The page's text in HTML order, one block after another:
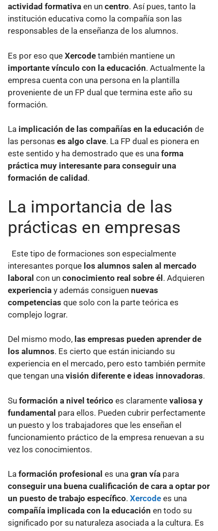
actividad formativa en un centro. Así pues, tanto la
institución educativa como la compañía son las
responsables de la enseñanza de los alumnos.
Es por eso que Xercode también mantiene un
importante vínculo con la educación. Actualmente la
empresa cuenta con una persona en la plantilla
proveniente de un FP dual que termina este año su
formación.
La implicación de las compañías en la educación de
las personas es algo clave. La FP dual es pionera en
este sentido y ha demostrado que es una forma
práctica muy interesante para conseguir una
formación de calidad .
La importancia de las
prácticas en empresas
Este tipo de formaciones son especialmente
interesantes porque los alumnos salen al mercado
laboral con un conocimiento real sobre él. Adquieren
experiencia y además consiguen nuevas
competencias que solo con la parte teórica es
complejo lograr.
Del mismo modo, las empresas pueden aprender de
los alumnos. Es cierto que están iniciando su
experiencia en el mercado, pero esto también permite
que tengan una visión diferente e ideas innovadoras.
Su formación a nivel teórico es claramente valiosa y
fundamental para ellos. Pueden cubrir perfectamente
un puesto y los trabajadores que les enseñan el
funcionamiento práctico de la empresa renuevan a su
vez los conocimientos.
La formación profesional es una gran vía para
conseguir una buena cualificación de cara a optar por
un puesto de trabajo específico. Xercode es una
compañía implicada con la educación en todo su
significado por su naturaleza asociada a la cultura. Es